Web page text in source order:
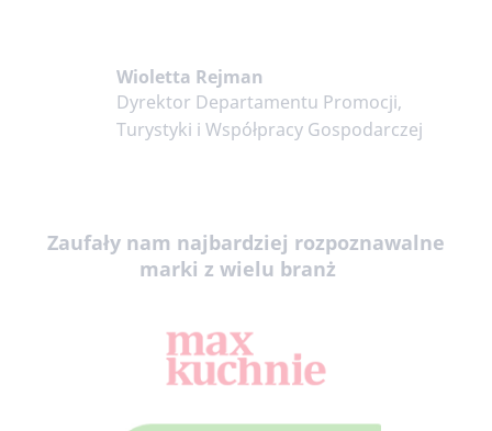
Wioletta Rejman
Dyrektor Departamentu Promocji,
Turystyki i Współpracy Gospodarczej
Zaufały nam najbardziej rozpoznawalne
marki z wielu branż